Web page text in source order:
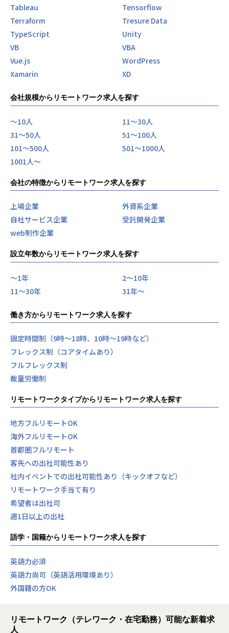
Tableau
Tensorflow
Terraform
Tresure Data
TypeScript
Unity
VB
VBA
Vue.js
WordPress
Xamarin
XD
会社規模からリモートワーク求人を探す
〜10人
11〜30人
31〜50人
51〜100人
101〜500人
501〜1000人
1001人〜
会社の特徴からリモートワーク求人を探す
上場企業
外資系企業
自社サービス企業
受託開発企業
web制作企業
設立年数からリモートワーク求人を探す
〜1年
2〜10年
11〜30年
31年〜
働き方からリモートワーク求人を探す
固定時間制（9時～18時、10時～19時など）
フレックス制（コアタイムあり）
フルフレックス制
裁量労働制
リモートワークタイプからリモートワーク求人を探す
地方フルリモートOK
海外フルリモートOK
首都圏フルリモート
客先への出社可能性あり
社内イベントでの出社可能性あり（キックオフなど）
リモートワーク手当て有り
希望者は出社可
週1日以上の出社
語学・国籍からリモートワーク求人を探す
英語力必須
英語力尚可（英語活用環境あり）
外国籍の方OK
リモートワーク（テレワーク・在宅勤務）可能な新着求
人